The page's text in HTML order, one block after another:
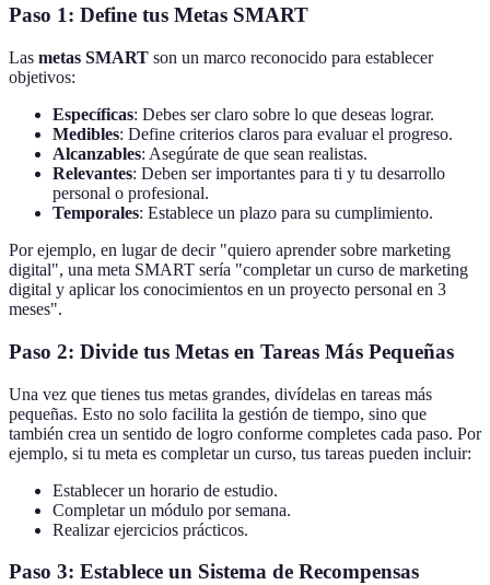
Paso 1: Define tus Metas SMART
Las metas SMART son un marco reconocido para establecer
objetivos:
Específicas: Debes ser claro sobre lo que deseas lograr.
Medibles: Define criterios claros para evaluar el progreso.
Alcanzables: Asegúrate de que sean realistas.
Relevantes: Deben ser importantes para ti y tu desarrollo
personal o profesional.
Temporales: Establece un plazo para su cumplimiento.
Por ejemplo, en lugar de decir "quiero aprender sobre marketing
digital", una meta SMART sería "completar un curso de marketing
digital y aplicar los conocimientos en un proyecto personal en 3
meses".
Paso 2: Divide tus Metas en Tareas Más Pequeñas
Una vez que tienes tus metas grandes, divídelas en tareas más
pequeñas. Esto no solo facilita la gestión de tiempo, sino que
también crea un sentido de logro conforme completes cada paso. Por
ejemplo, si tu meta es completar un curso, tus tareas pueden incluir:
Establecer un horario de estudio.
Completar un módulo por semana.
Realizar ejercicios prácticos.
Paso 3: Establece un Sistema de Recompensas